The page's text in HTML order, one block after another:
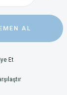
AL
Et